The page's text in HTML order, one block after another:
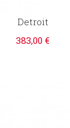
Detroit
383,00 €